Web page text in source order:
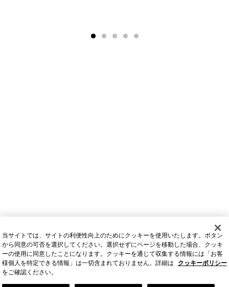
当サイトでは、サイトの利便性向上のためにクッキーを使用いたします。ボタン
から同意の可否を選択してください。選択せずにページを移動した場合、クッキ
ーの使用に同意したことになります。クッキーを通じて収集する情報には「お客
様個人を特定できる情報」は一切含まれておりません。詳細は
クッキーポリシー
をご確認ください。